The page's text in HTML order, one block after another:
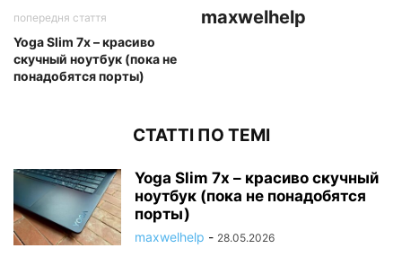
попередня стаття
Yoga Slim 7x – красиво
скучный ноутбук (пока не
понадобятся порты)
maxwelhelp
СТАТТІ ПО ТЕМІ
Yoga Slim 7x – красиво скучный
ноутбук (пока не понадобятся
порты)
maxwelhelp - 28.05.2026